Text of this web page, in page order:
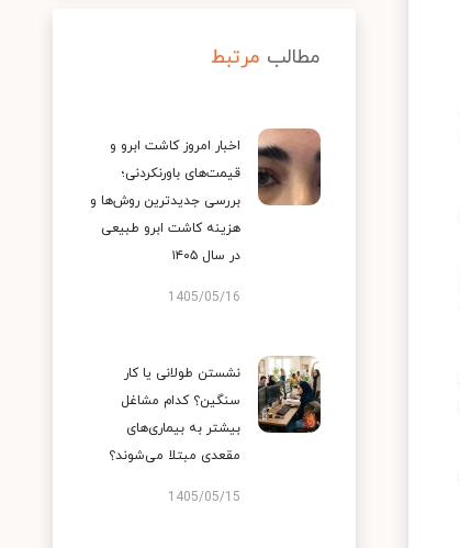
مطالب مرتبط
اخبار امروز کاشت ابرو و
قیمت‌های باورنکردنی؛
بررسی جدیدترین روش‌ها و
هزینه کاشت ابرو طبیعی
در سال ۱۴۰۵
1405/05/16
نشستن طولانی یا کار
سنگین؟ کدام مشاغل
بیشتر به بیماری‌های
مقعدی مبتلا می‌شوند؟
1405/05/15